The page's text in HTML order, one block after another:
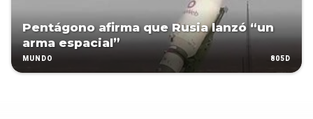
Pentágono afirma que Rusia lanzó “un
arma espacial”
MUNDO 805D